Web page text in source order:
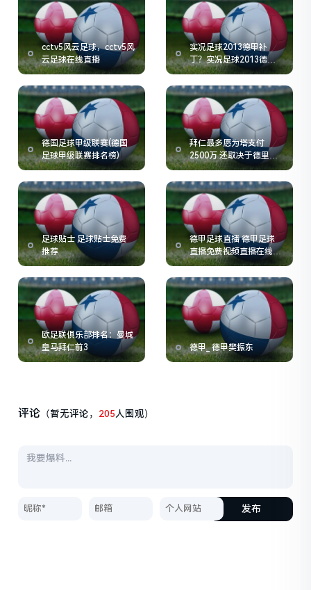
cctv5风云足球，cctv5风
云足球在线直播
实况足球2013德甲补
丁？实况足球2013德补
6.0
德国足球甲级联赛(德国
足球甲级联赛排名榜)
拜仁最多愿为塔支付
2500万 还取决于德里赫
特交易
足球贴士 足球贴士免费
推荐
德甲足球直播 德甲足球
直播免费视频直播在线观
看
欧足联俱乐部排名：曼城
皇马拜仁前3
德甲_ 德甲樊振东
评论 （暂无评论， 205人围观）
发布